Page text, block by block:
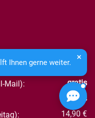
Ihnen gerne weiter.
Mail):
gratis
gratis
14,90 €